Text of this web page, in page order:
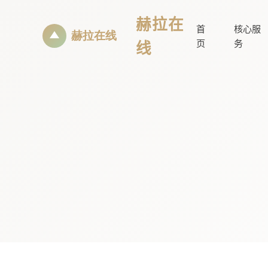
赫拉在
线
首
页
核心服
务